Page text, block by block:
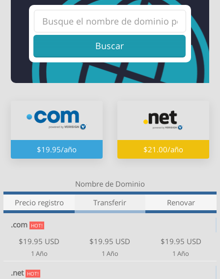
Buscar
$19.95/año $21.00/año
Nombre de Dominio
Precio registro
Transferir Renovar
.com HOT!
$19.95 USD
1 Año
$19.95 USD
1 Año
$19.95 USD
1 Año
.net HOT!